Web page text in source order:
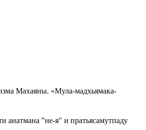
Махаяны. «Мула-мадхьямака-
анатмана "не-я" и пратьясамутпаду